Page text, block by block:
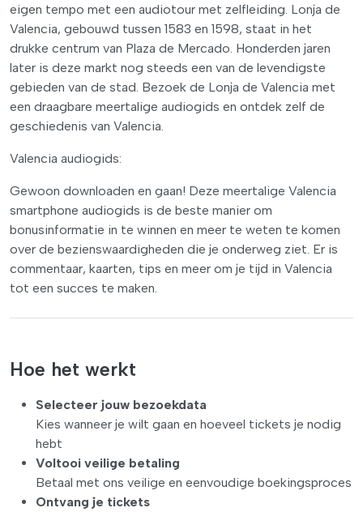
eigen tempo met een audiotour met zelfleiding. Lonja de
Valencia, gebouwd tussen 1583 en 1598, staat in het
drukke centrum van Plaza de Mercado. Honderden jaren
later is deze markt nog steeds een van de levendigste
gebieden van de stad. Bezoek de Lonja de Valencia met
een draagbare meertalige audiogids en ontdek zelf de
geschiedenis van Valencia.
Valencia audiogids:
Gewoon downloaden en gaan! Deze meertalige Valencia
smartphone audiogids is de beste manier om
bonusinformatie in te winnen en meer te weten te komen
over de bezienswaardigheden die je onderweg ziet. Er is
commentaar, kaarten, tips en meer om je tijd in Valencia
tot een succes te maken.
Hoe het werkt
Selecteer jouw bezoekdata
Kies wanneer je wilt gaan en hoeveel tickets je nodig
hebt
Voltooi veilige betaling
Betaal met ons veilige en eenvoudige boekingsproces
Ontvang je tickets